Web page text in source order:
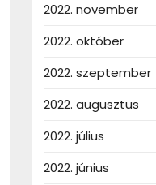
2022. november
2022. október
2022. szeptember
2022. augusztus
2022. július
2022. június